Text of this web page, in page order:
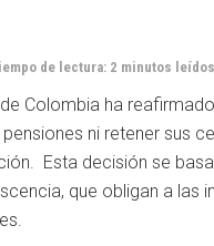
de lectura: 2 minutos leídos
Colombia ha
ni retener sus
Esta decisión se
que obligan a las